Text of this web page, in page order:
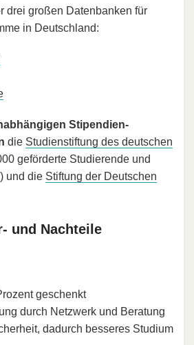
drei großen Datenbanken für
in Deutschland:
Stipendien-
die Studienstiftung des deutschen
geförderte Studierende und
und die Stiftung der Deutschen
und Nachteile
geschenkt
durch Netzwerk und Beratung
dadurch besseres Studium